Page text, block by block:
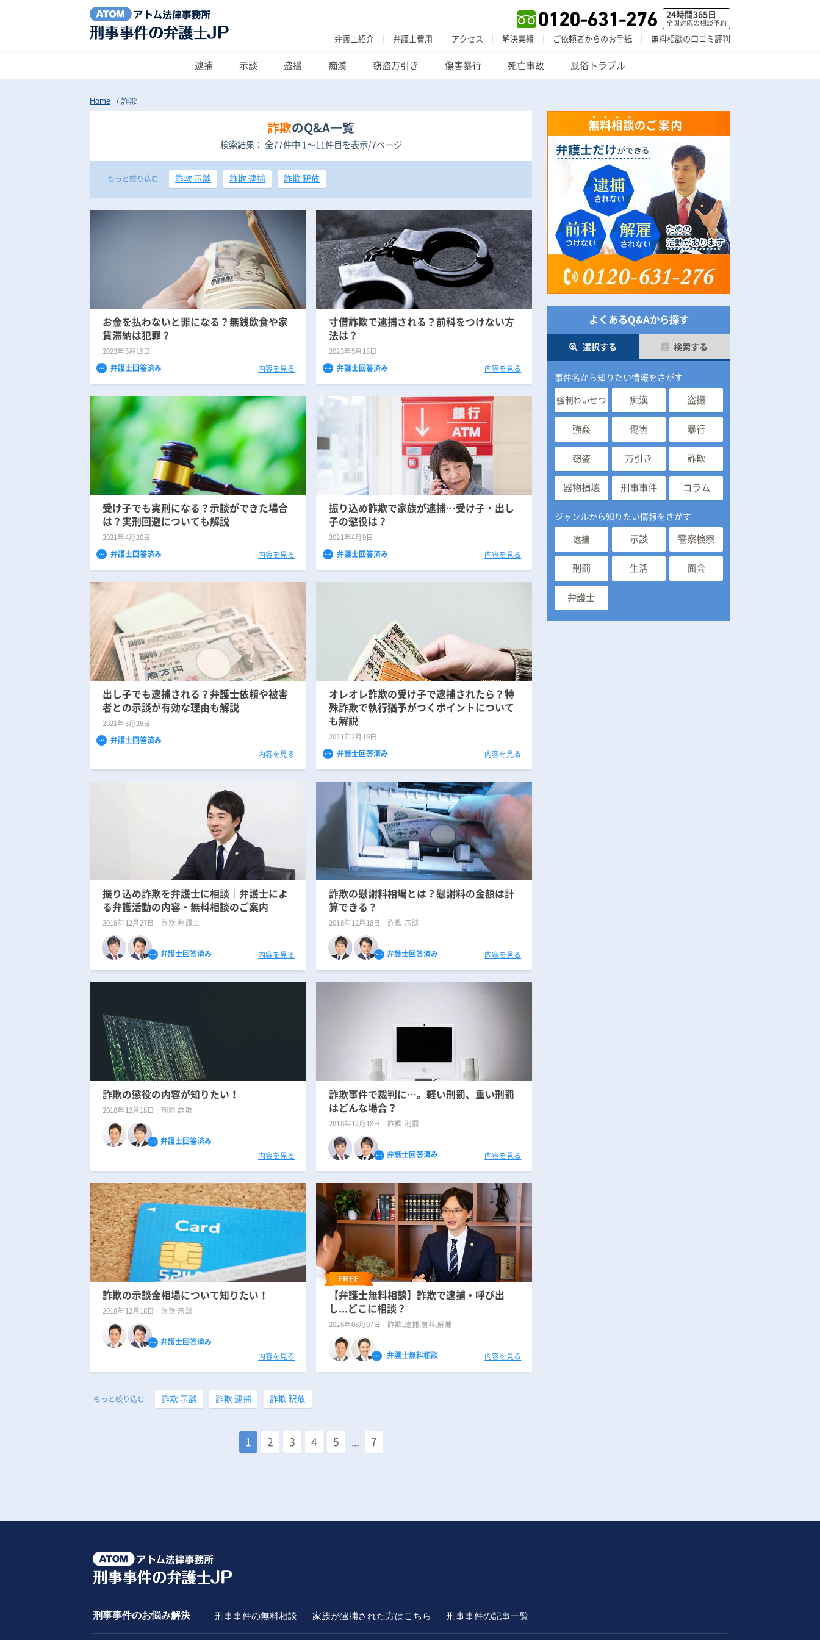
24時間365日
全国対応の相談予約
弁護士紹介 弁護士費用 アクセス 解決実績 ご依頼者からのお手紙 無料相談の口コミ評判
刑事事件 でお困りの方
刑事事件の無料相談
家族が逮捕された方はこちら
刑事事件の記事一覧
アトムについて 知りたい方
弁護士紹介
弁護士費用
アクセス
解決実績
ご依頼者からのお手紙
無料相談の口コミ評判
逮捕 示談 盗撮 痴漢 窃盗万引き 傷害暴行 死亡事故 風俗トラブル
Home / 詐欺
詐欺のQ&A一覧
検索結果： 全77件中 1〜11件目を表示/7ページ
もっと絞り込む 詐欺 示談 詐欺 逮捕 詐欺 釈放
お金を払わないと罪になる？無銭飲食や家
賃滞納は犯罪？
2023年5月19日
弁護士回答済み 内容を見る
寸借詐欺で逮捕される？前科をつけない方
法は？
2023年5月18日
弁護士回答済み 内容を見る
受け子でも実刑になる？示談ができた場合
は？実刑回避についても解説
2021年4月20日
弁護士回答済み 内容を見る
振り込め詐欺で家族が逮捕…受け子・出し
子の懲役は？
2021年4月9日
弁護士回答済み 内容を見る
出し子でも逮捕される？弁護士依頼や被害
者との示談が有効な理由も解説
2021年3月26日
弁護士回答済み
内容を見る
オレオレ詐欺の受け子で逮捕されたら？特
殊詐欺で執行猶予がつくポイントについて
も解説
2021年2月19日
弁護士回答済み 内容を見る
振り込め詐欺を弁護士に相談｜弁護士によ
る弁護活動の内容・無料相談のご案内
2018年12月27日 詐欺 弁護士
弁護士回答済み 内容を見る
詐欺の慰謝料相場とは？慰謝料の金額は計
算できる？
2018年12月18日 詐欺 示談
弁護士回答済み 内容を見る
詐欺の懲役の内容が知りたい！
2018年12月18日 刑罰 詐欺
弁護士回答済み
内容を見る
詐欺事件で裁判に…。軽い刑罰、重い刑罰
はどんな場合？
2018年12月18日 詐欺 刑罰
弁護士回答済み 内容を見る
詐欺の示談金相場について知りたい！
2018年12月18日 詐欺 示談
弁護士回答済み
内容を見る
【弁護士無料相談】詐欺で逮捕・呼び出
し...どこに相談？
2026年08月07日 詐欺,逮捕,前科,解雇
弁護士無料相談 内容を見る
もっと絞り込む 詐欺 示談 詐欺 逮捕 詐欺 釈放
1 2 3 4 5 7
よくあるQ&Aから探す
選択する 検索する
事件名から知りたい情報をさがす
強制わいせつ 痴漢 盗撮
強姦 傷害 暴行
窃盗 万引き 詐欺
器物損壊 刑事事件 コラム
ジャンルから知りたい情報をさがす
逮捕 示談 警察検察
刑罰 生活 面会
弁護士
刑事事件のお悩み解決 刑事事件の無料相談 家族が逮捕された方はこちら 刑事事件の記事一覧